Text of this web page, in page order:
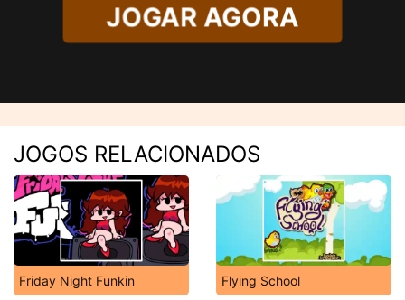
JOGAR AGORA
JOGOS RELACIONADOS
Friday Night Funkin Flying School